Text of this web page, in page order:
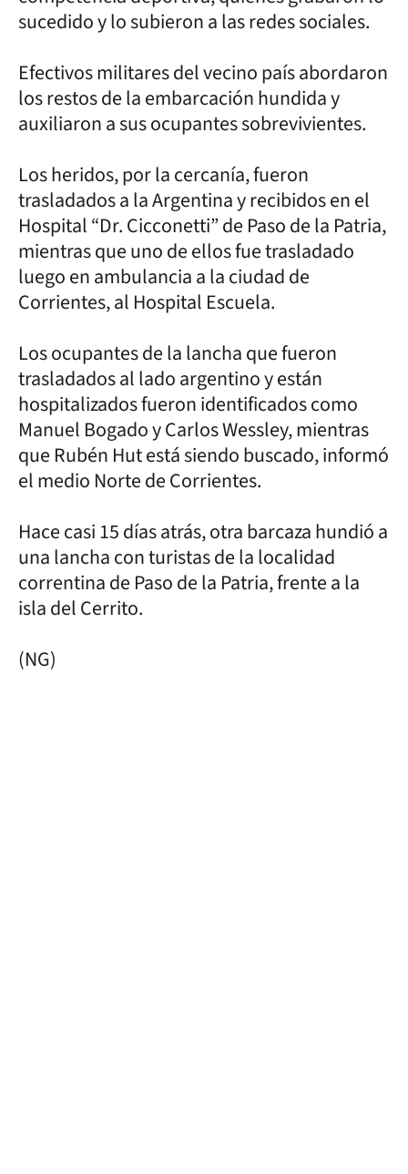
sucedido y lo subieron a las redes sociales.
Efectivos militares del vecino país abordaron
los restos de la embarcación hundida y
auxiliaron a sus ocupantes sobrevivientes.
Los heridos, por la cercanía, fueron
trasladados a la Argentina y recibidos en el
Hospital “Dr. Cicconetti” de Paso de la Patria,
mientras que uno de ellos fue trasladado
luego en ambulancia a la ciudad de
Corrientes, al Hospital Escuela.
Los ocupantes de la lancha que fueron
trasladados al lado argentino y están
hospitalizados fueron identificados como
Manuel Bogado y Carlos Wessley, mientras
que Rubén Hut está siendo buscado, informó
el medio Norte de Corrientes.
Hace casi 15 días atrás, otra barcaza hundió a
una lancha con turistas de la localidad
correntina de Paso de la Patria, frente a la
isla del Cerrito.
(NG)